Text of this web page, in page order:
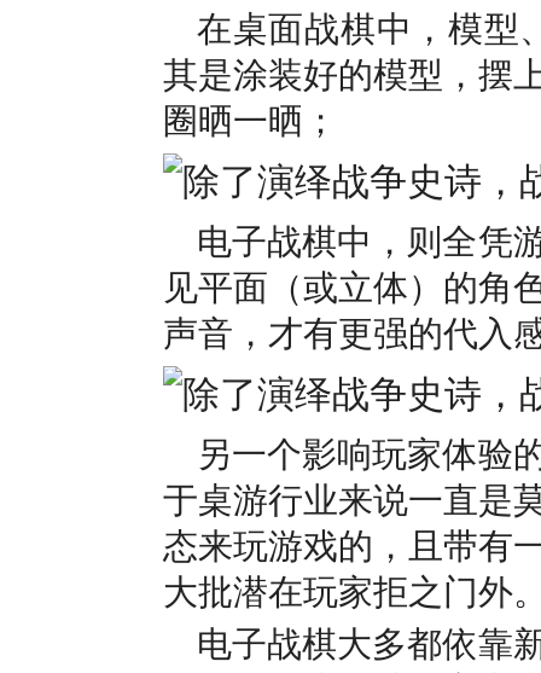
在桌面战棋中，模型
其是涂装好的模型，摆
圈晒一晒；
电子战棋中，则全凭
见平面（或立体）的角
声音，才有更强的代入
另一个影响玩家体验
于桌游行业来说一直是
态来玩游戏的，且带有
大批潜在玩家拒之门外
电子战棋大多都依靠